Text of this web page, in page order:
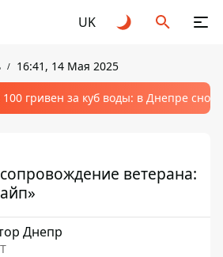
UK
16:41, 14 Мая 2025
100 гривен за куб воды: в Днепре
ветерана:
Днепр